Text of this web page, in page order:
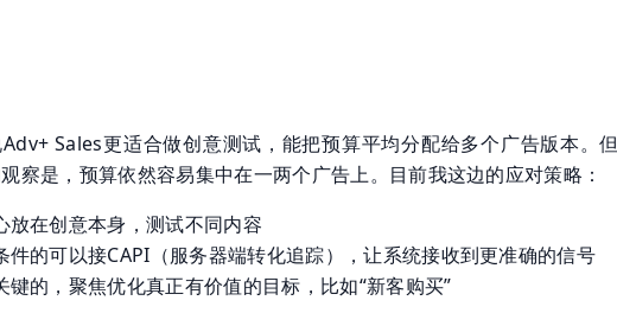
Sales更适合做创意测试，能把预算平均分配给多个广告版本。但
察是，预算依然容易集中在一两个广告上。目前我这边的应对策略：
放在创意本身，测试不同内容
件的可以接CAPI（服务器端转化追踪），让系统接收到更准确的信号
键的，聚焦优化真正有价值的目标，比如“新客购买”